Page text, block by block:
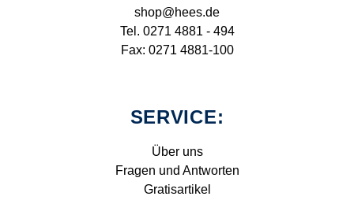
shop@hees.de
Tel. 0271 4881 - 494
Fax: 0271 4881-100
SERVICE:
Über uns
Fragen und Antworten
Gratisartikel